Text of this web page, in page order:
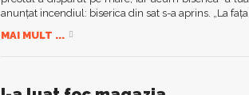
anunţat incendiul: biserica din sat s-a aprins. „La
MAI MULT ...